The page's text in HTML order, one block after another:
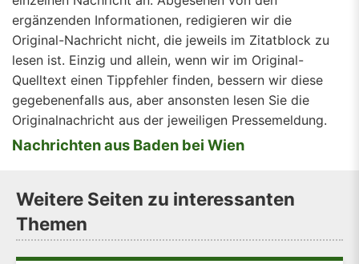
ergänzenden Informationen, redigieren wir die
Original-Nachricht nicht, die jeweils im Zitatblock zu
lesen ist. Einzig und allein, wenn wir im Original-
Quelltext einen Tippfehler finden, bessern wir diese
gegebenenfalls aus, aber ansonsten lesen Sie die
Originalnachricht aus der jeweiligen Pressemeldung.
Nachrichten aus Baden bei Wien
Weitere Seiten zu interessanten
Themen